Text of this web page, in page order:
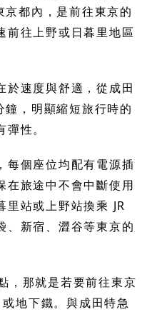
都內，是前往東京的
前往上野或日暮里地區
於速度與舒適，從成田
，明顯縮短旅行時的
性。
每個座位均配有電源插
在旅途中不會中斷使用
里站或上野站換乘 JR
、新宿、澀谷等東京的
，那就是若要前往東京
地下鐵。與成田特急